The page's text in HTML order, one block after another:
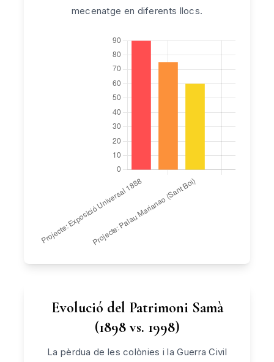
mecenatge en diferents llocs.
Evolució del Patrimoni Samà
(1898 vs. 1998)
La pèrdua de les colònies i la Guerra Civil